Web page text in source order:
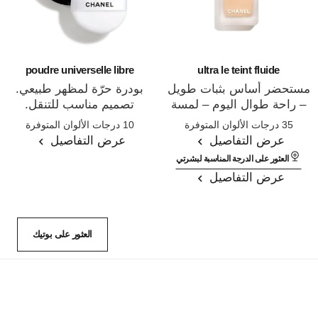
ultra le teint fluide
مستحضر أساس بثبات طويل
– راحة طوال اليوم – لمسة
نهائية لا تشوبها شائبةالمرجع 146314
35 درجات الألوان المتوفرة
عرض التفاصيل
العثور على الدرجة المناسبة لبشرتي
عرض التفاصيل
poudre universelle libre
بودرة حرّة لمظهر طبيعي.
تصميم مناسب للتنقل.
المرجع 132726
10 درجات الألوان المتوفرة
عرض التفاصيل
العثور على بوتيك